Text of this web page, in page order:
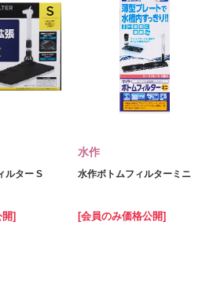
ルター S
]
水作
水作ボトムフィルターミニ
[会員のみ価格公開]